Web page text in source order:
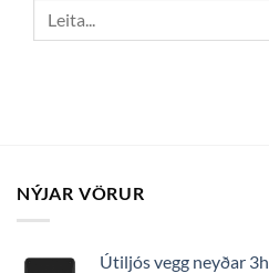
NÝJAR VÖRUR
Útiljós vegg neyðar